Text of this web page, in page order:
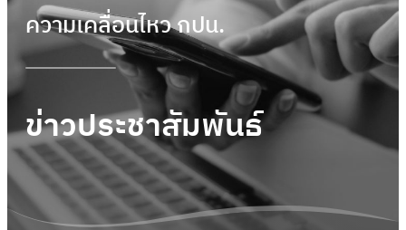
ความเคลื่อนไหว กปน.
ข่าวประชาสัมพันธ์